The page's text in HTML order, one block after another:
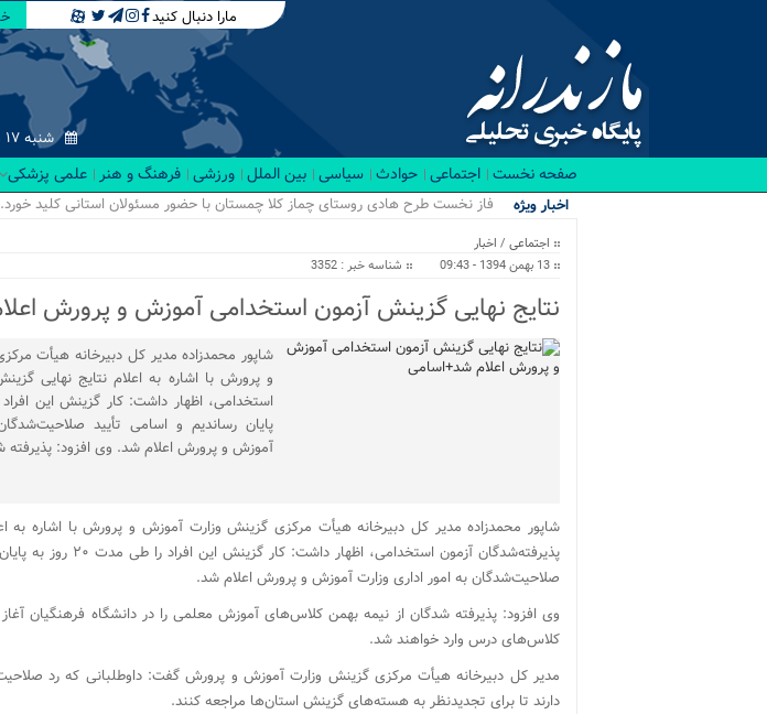
مارا دنبال کنید
شنبه ۱۷ مرداد ۱۴۰۵-
صفحه نخست اجتماعی حوادث سیاسی بین الملل ورزشی فرهنگ و هنر علمی پزشکی
اخبار ویژه رقاب.
اجتماعی / اخبار
13 بهمن 1394 - 09:43
شناسه خبر : 3352
نتایج نهایی گزینش آزمون استخدامی آموزش و پرورش
شاپور محمدزاده مدیر کل دبیرخانه هیأت
و پرورش با اشاره به اعلام نتایج نهایی
پایان رساندیم و اسامی تأیید
آموزش و پرورش اعلام شد. وی افزود: پذیرفته
شاپور محمدزاده مدیر کل دبیرخانه هیأت مرکزی گزینش وزارت آموزش و پرورش با اشاره به
پذیرفته‌شدگان آزمون استخدامی،
صلاحیت‌شدگان به امور اداری وزارت آموزش و پرورش اعلام شد.
کلاس‌های درس وارد خواهند شد.
دارند تا برای تجدیدنظر به هسته‌های گزینش استان‌ها مراجعه کنند.